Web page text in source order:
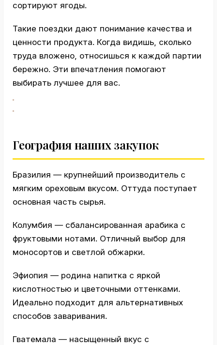
сортируют ягоды.
Такие поездки дают понимание качества и
ценности продукта. Когда видишь, сколько
труда вложено, относишься к каждой партии
бережно. Эти впечатления помогают
выбирать лучшее для вас.
География наших закупок
Бразилия — крупнейший производитель с
мягким ореховым вкусом. Оттуда поступает
основная часть сырья.
Колумбия — сбалансированная арабика с
фруктовыми нотами. Отличный выбор для
моносортов и светлой обжарки.
Эфиопия — родина напитка с яркой
кислотностью и цветочными оттенками.
Идеально подходит для альтернативных
способов заваривания.
Гватемала — насыщенный вкус с